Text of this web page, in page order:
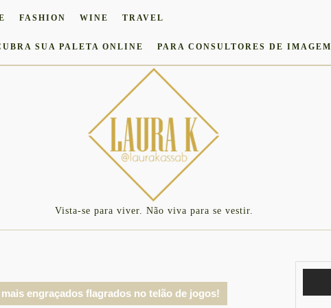
FASHION WINE TRAVEL
SUA PALETA ONLINE PARA CONSULTORES DE IMAGEM
Vista-se para viver. Não viva para se vestir.
engraçados flagrados no telão de jogos!